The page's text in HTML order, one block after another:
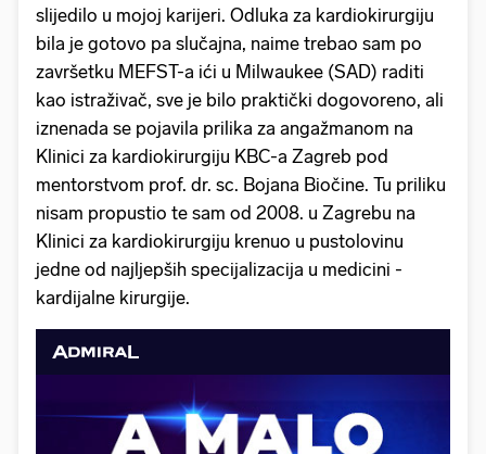
slijedilo u mojoj karijeri. Odluka za kardiokirurgiju
bila je gotovo pa slučajna, naime trebao sam po
završetku MEFST-a ići u Milwaukee (SAD) raditi
kao istraživač, sve je bilo praktički dogovoreno, ali
iznenada se pojavila prilika za angažmanom na
Klinici za kardiokirurgiju KBC-a Zagreb pod
mentorstvom prof. dr. sc. Bojana Biočine. Tu priliku
nisam propustio te sam od 2008. u Zagrebu na
Klinici za kardiokirurgiju krenuo u pustolovinu
jedne od najljepših specijalizacija u medicini -
kardijalne kirurgije.